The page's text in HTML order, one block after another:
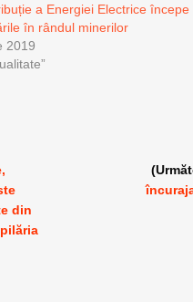
a Energiei Electrice începe
în rândul minerilor
2019
din